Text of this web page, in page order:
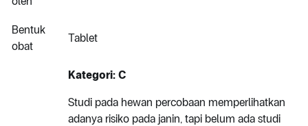
Bentuk
obat
Tablet
Kategori: C
Studi pada hewan percobaan memperlihatkan
adanya risiko pada janin, tapi belum ada studi